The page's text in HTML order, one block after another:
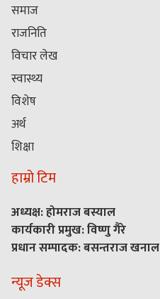
समाज
राजनिति
विचार लेख
स्वास्थ्य
विशेष
अर्थ
शिक्षा
हाम्रो टिम
अध्यक्ष: होमराज बस्याल
कार्यकारी प्रमुख: विष्णु गैरे
प्रधान सम्पादक: बसन्तराज खनाल
न्यूज डेक्स